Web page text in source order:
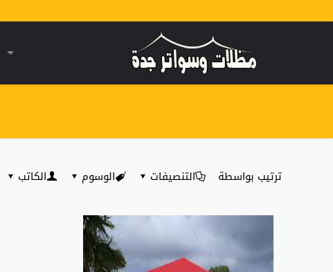
ترتيب بواسطة التنصيفات الوسوم الكاتب